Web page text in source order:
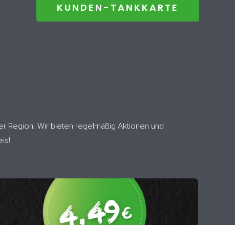
KUNDEN-TANKKARTE
Region. Wir bieten regelmäßig Aktionen und